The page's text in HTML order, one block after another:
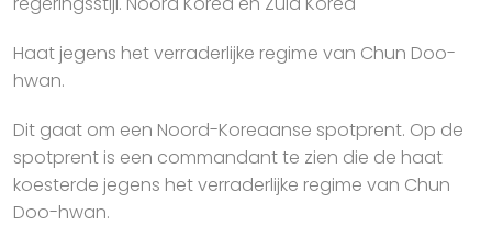
Haat jegens het verraderlijke regime van Chun Doo-
hwan.
Dit gaat om een Noord-Koreaanse spotprent. Op de
spotprent is een commandant te zien die de haat
koesterde jegens het verraderlijke regime van Chun
Doo-hwan.